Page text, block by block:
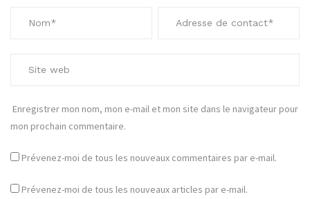
Enregistrer mon nom, mon e-mail et mon site dans le navigateur pour
mon prochain commentaire.
Prévenez-moi de tous les nouveaux commentaires par e-mail.
Prévenez-moi de tous les nouveaux articles par e-mail.